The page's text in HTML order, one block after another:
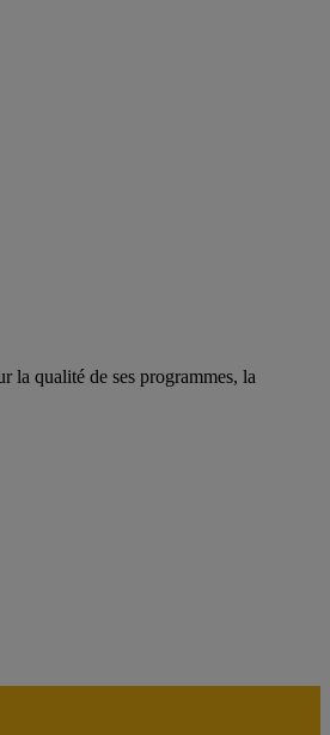
la qualité de ses programmes, la